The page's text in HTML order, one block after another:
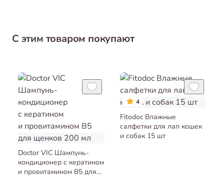
С этим товаром покупают
Doctor VIC Шампунь-
кондиционер с кератином
и провитамином B5 для
4
Fitodoc Влажные
салфетки для лап кошек
и собак 15 шт